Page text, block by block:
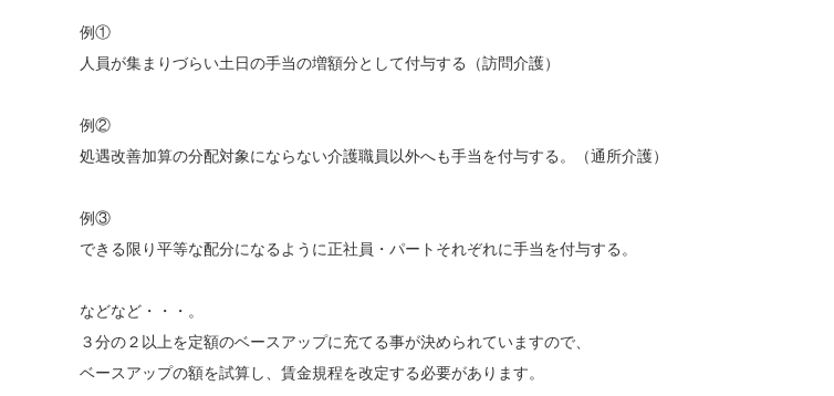
例①
人員が集まりづらい土日の手当の増額分として付与する（訪問介護）
例②
処遇改善加算の分配対象にならない介護職員以外へも手当を付与する。（通所介護）
例③
できる限り平等な配分になるように正社員・パートそれぞれに手当を付与する。
などなど・・・。
３分の２以上を定額のベースアップに充てる事が決められていますので、
ベースアップの額を試算し、賃金規程を改定する必要があります。